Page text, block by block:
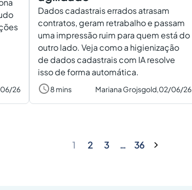
26
Dados cadastrais errados atrasam
contratos, geram retrabalho e passam
uma impressão ruim para quem está do
outro lado. Veja como a higienização
de dados cadastrais com IA resolve
isso de forma automática.
8 mins Mariana Grojsgold, 02/06/26
1 2 3 … 36